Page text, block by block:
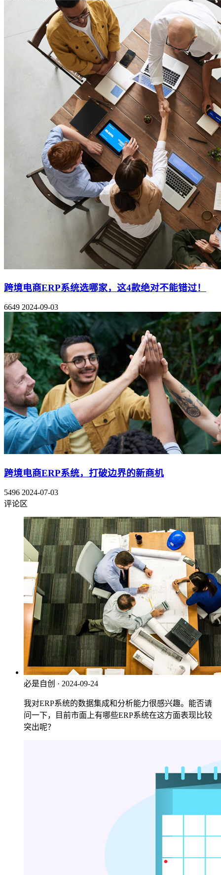
跨境电商ERP系统选哪家，这4款绝对不能错过！
6649 2024-09-03
跨境电商ERP系统，打破边界的新商机
5496 2024-07-03
评论区
必是自创 · 2024-09-24
我对ERP系统的数据集成和分析能力很感兴趣。能否请
问一下，目前市面上有哪些ERP系统在这方面表现比较
突出呢？